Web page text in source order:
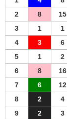
2
8 15
3
1 1
4
3 6
5
1 2
6
8 16
7
6 12
8
2 4
9
2 3